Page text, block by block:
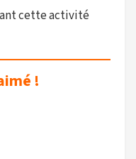
cette activité
!